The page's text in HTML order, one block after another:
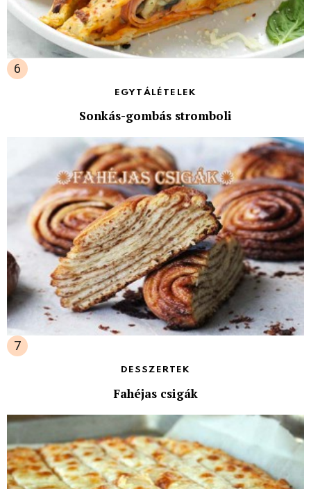
EGYTÁLÉTELEK
Sonkás-gombás stromboli
DESSZERTEK
Fahéjas csigák